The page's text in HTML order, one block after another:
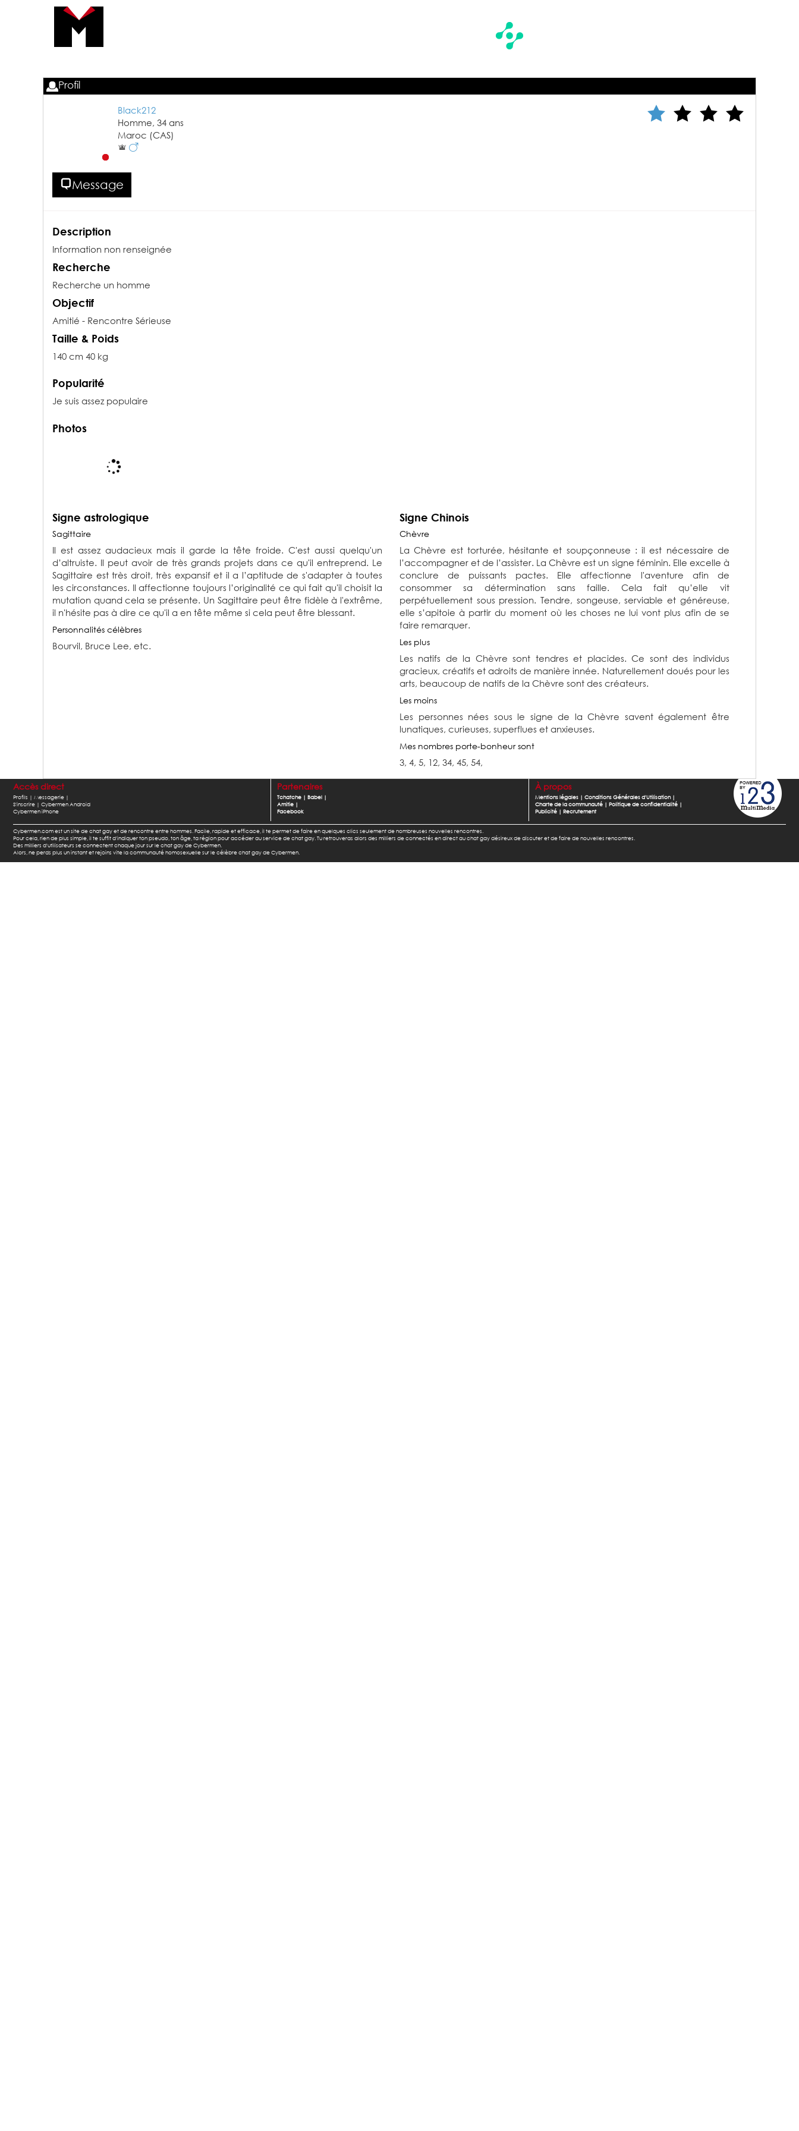
Profil
Black212
Homme, 34 ans
Maroc (CAS)
Message
Description
Information non renseignée
Recherche
Recherche un homme
Objectif
Amitié - Rencontre Sérieuse
Taille & Poids
140 cm 40 kg
Popularité
Je suis assez populaire
Photos
Signe astrologique
Sagittaire
Il est assez audacieux mais il garde la tête froide. C'est aussi quelqu'un
d’altruiste. Il peut avoir de très grands projets dans ce qu'il entreprend. Le
Sagittaire est très droit, très expansif et il a l’aptitude de s'adapter à toutes
les circonstances. Il affectionne toujours l’originalité ce qui fait qu'il choisit la
mutation quand cela se présente. Un Sagittaire peut être fidèle à l'extrême,
il n'hésite pas à dire ce qu'il a en tête même si cela peut être blessant.
Personnalités célèbres
Bourvil, Bruce Lee, etc.
Signe Chinois
Chèvre
La Chèvre est torturée, hésitante et soupçonneuse : il est nécessaire de
l’accompagner et de l’assister. La Chèvre est un signe féminin. Elle excelle à
conclure de puissants pactes. Elle affectionne l'aventure afin de
consommer sa détermination sans faille. Cela fait qu’elle vit
perpétuellement sous pression. Tendre, songeuse, serviable et généreuse,
elle s’apitoie à partir du moment où les choses ne lui vont plus afin de se
faire remarquer.
Les plus
Les natifs de la Chèvre sont tendres et placides. Ce sont des individus
gracieux, créatifs et adroits de manière innée. Naturellement doués pour les
arts, beaucoup de natifs de la Chèvre sont des créateurs.
Les moins
Les personnes nées sous le signe de la Chèvre savent également être
lunatiques, curieuses, superflues et anxieuses.
Mes nombres porte-bonheur sont
3, 4, 5, 12, 34, 45, 54,
Accès direct
Profils | Messagerie |
S'inscrire | Cybermen Android
Cybermen iPhone
Partenaires
Tchatche | Babel |
Amitie |
Facebook
À propos
Mentions légales| Conditions Générales d'Utilisation|
Charte de la communauté| Politique de confidentialité|
Publicité| Recrutement
Cybermen.com est un site de chat gay et de rencontre entre hommes. Facile, rapide et efficace, il te permet de faire en quelques clics seulement de nombreuses nouvelles rencontres.
Pour cela, rien de plus simple, il te suffit d'indiquer ton pseudo, ton âge, ta région pour accéder au service de chat gay. Tu retrouveras alors des milliers de connectés en direct au chat gay désireux de discuter et de faire de nouvelles rencontres.
Des milliers d'utilisateurs se connectent chaque jour sur le chat gay de Cybermen.
Alors, ne perds plus un instant et rejoins vite la communauté homosexuelle sur le célèbre chat gay de Cybermen.